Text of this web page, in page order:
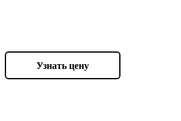
Узнать цену